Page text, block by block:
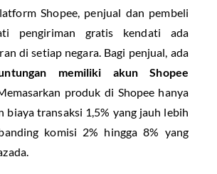
Shopee, penjual dan pembeli
pengiriman gratis kendati ada
di setiap negara. Bagi penjual, ada
memiliki akun Shopee
produk di Shopee hanya
biaya transaksi 1,5% yang jauh lebih
komisi 2% hingga 8% yang